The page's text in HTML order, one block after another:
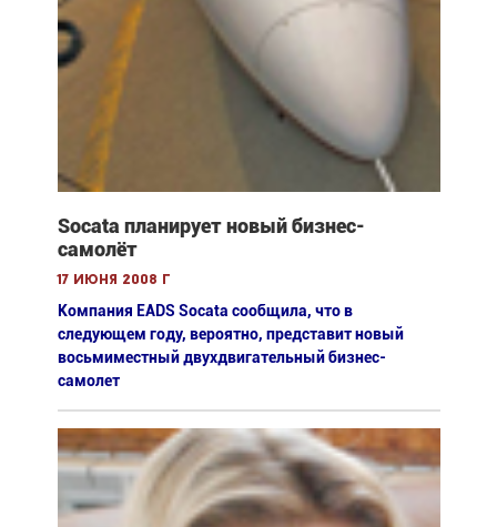
Socata планирует новый бизнес-
самолёт
17 июня 2008 г
Компания EADS Socata сообщила, что в
следующем году, вероятно, представит новый
восьмиместный двухдвигательный бизнес-
самолет